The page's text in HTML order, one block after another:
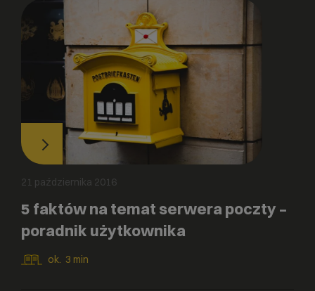
21 października 2016
5 faktów na temat serwera poczty –
poradnik użytkownika
ok. 3 min